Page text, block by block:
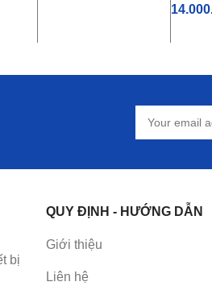
bị
QUY ĐỊNH - HƯỚNG DẪN
Giới thiệu
Liên hệ